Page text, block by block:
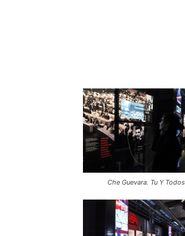
Che Guevara. Tu Y Todos